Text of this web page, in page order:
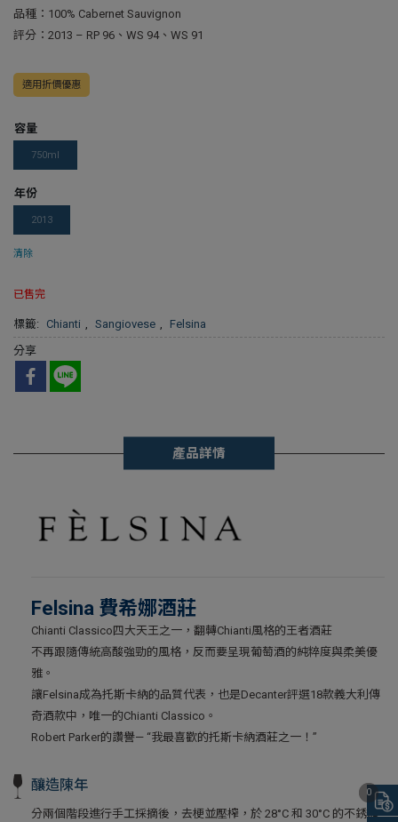
品種：100% Cabernet Sauvignon
評分：2013 – RP 96、WS 94、WS 91
適用折價優惠
容量
750ml
年份
2013
清除
已售完
標籤: Chianti , Sangiovese ,
Felsina
分享
產品詳情
Felsina 費希娜酒莊
Chianti Classico四大天王之一，翻轉Chianti風格的王者酒莊
不再跟隨傳統高酸強勁的風格，反而要呈現葡萄酒的純粹度與柔美優
雅。
讓Felsina成為托斯卡納的品質代表，也是Decanter評選18款義大利傳
奇酒款中，唯一的Chianti Classico。
Robert Parker的讚譽— “我最喜歡的托斯卡納酒莊之一！”
釀造陳年
分兩個階段進行手工採摘後，去梗並壓榨，於 28°C 和 30°C 的不銹鋼
0